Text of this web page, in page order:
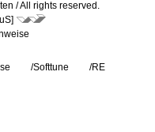
/All rights reserved.
/Softtune /RE